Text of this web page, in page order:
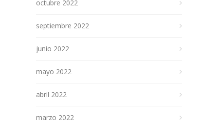
octubre 2022
septiembre 2022
junio 2022
mayo 2022
abril 2022
marzo 2022